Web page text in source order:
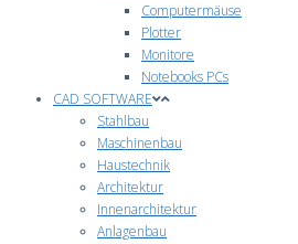
Computermäuse
Plotter
Monitore
Notebooks PCs
CAD SOFTWARE
Stahlbau
Maschinenbau
Haustechnik
Architektur
Innenarchitektur
Anlagenbau